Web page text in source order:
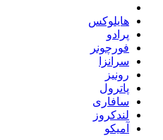
هایلوکس
پرادو
فورچونر
سرانزا
رونیز
پاترول
سافاری
لندکروز
آمیکو